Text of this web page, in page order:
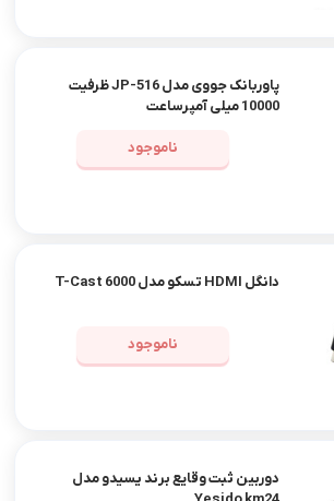
پاوربانک جووی مدل JP-516 ظرفیت
10000 میلی آمپرساعت
ناموجود
دانگل HDMI تسکو مدل T-Cast 6000
ناموجود
دوربین ثبت وقایع برند یسیدو مدل